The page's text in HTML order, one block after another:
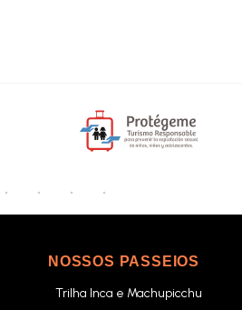
NOSSOS PASSEIOS
Trilha Inca e Machupicchu